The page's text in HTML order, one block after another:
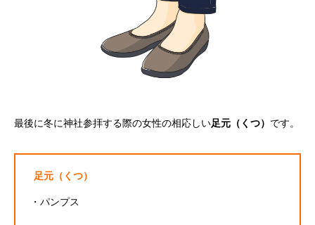
最後に冬に神社参拝する際の女性の相応しい足元（くつ） です。
足元（くつ）
・パンプス